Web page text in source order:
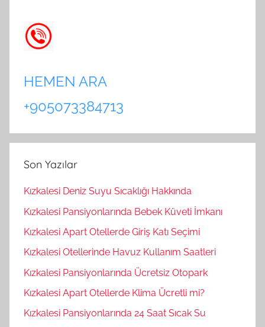
HEMEN ARA
+905073384713
Son Yazılar
Kızkalesi Deniz Suyu Sıcaklığı Hakkında
Kızkalesi Pansiyonlarında Bebek Küveti İmkanı
Kızkalesi Apart Otellerde Giriş Katı Seçimi
Kızkalesi Otellerinde Havuz Kullanım Saatleri
Kızkalesi Pansiyonlarında Ücretsiz Otopark
Kızkalesi Apart Otellerde Klima Ücretli mi?
Kızkalesi Pansiyonlarında 24 Saat Sıcak Su